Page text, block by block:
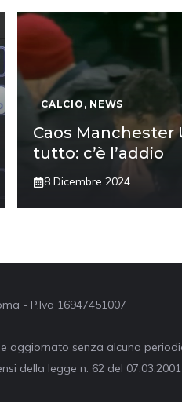
CALCIO , NEWS
Caos Manchester
tutto: c’è l’addio
8 Dicembre 2024
- P.Iva 16947451007
aggiornato senza alcuna
della legge n. 62 del 07.03.2001